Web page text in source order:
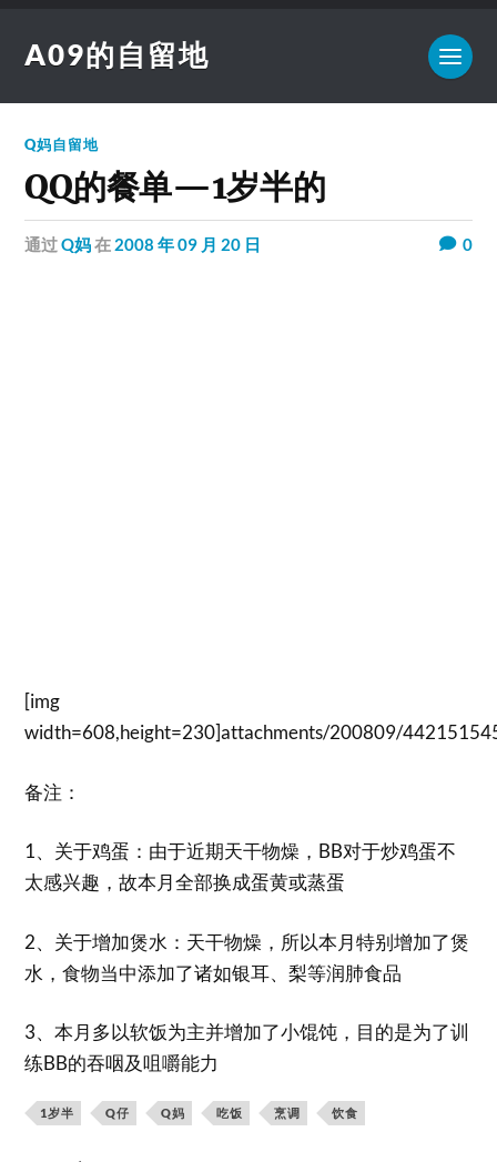
A09的自留地
Q妈自留地
QQ的餐单—1岁半的
通过Q妈在 2008 年 09 月 20 日 0
[img
width=608,height=230]attachments/200809/
备注：
1、关于鸡蛋：由于近期天干物燥，BB对于炒鸡蛋不
太感兴趣，故本月全部换成蛋黄或蒸蛋
2、关于增加煲水：天干物燥，所以本月特别增加了煲
水，食物当中添加了诸如银耳、梨等润肺食品
3、本月多以软饭为主并增加了小馄饨，目的是为了训
练BB的吞咽及咀嚼能力
1岁半 Q仔 Q妈 吃饭 烹调 饮食